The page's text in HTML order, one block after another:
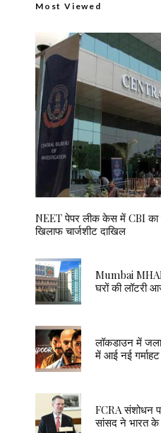
Most Viewed
NEET पेपर लीक केस में CBI
खिलाफ चार्जशीट दाखिल
Mumbai
घरों की
लॉकडाउन में जला
में आई नई गर्माहट
FCRA संशोधन
सांसद ने भारत के